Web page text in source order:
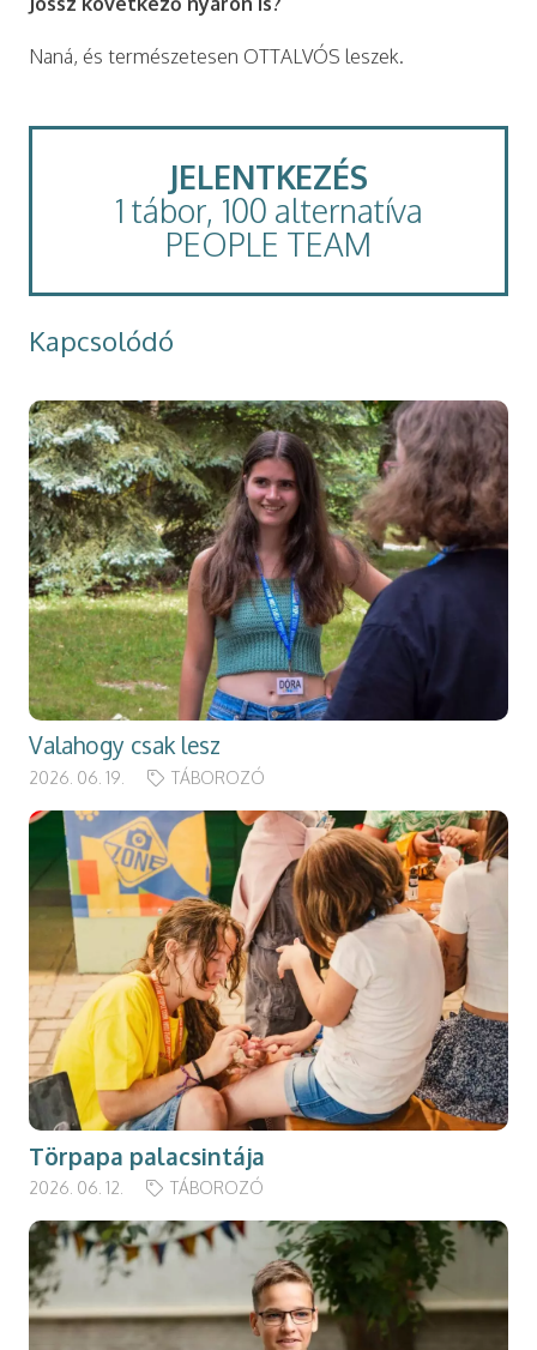
Naná, és természetesen OTTALVÓS leszek.
JELENTKEZÉS
1 tábor, 100 alternatíva
PEOPLE TEAM
Kapcsolódó
Valahogy csak lesz
2026. 06. 19. TÁBOROZÓ
Törpapa palacsintája
2026. 06. 12. TÁBOROZÓ